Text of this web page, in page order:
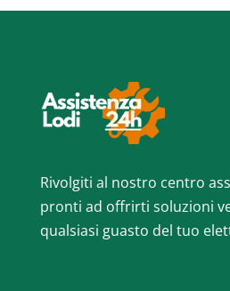
Rivolgiti al nostro centro
pronti ad offrirti soluzioni
qualsiasi guasto del tuo